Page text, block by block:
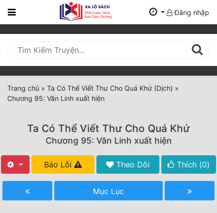
Trang
Mới
Cập
Nhật
(current)
Thể Loại
Tất Cả
Hoàn Thành
Đăng nhập
Trang chủ » Ta Có Thể Viết Thư Cho Quá Khứ (Dịch) »
Chương 95: Văn Linh xuất hiện
Ta Có Thể Viết Thư Cho Quá Khứ
Chương 95: Văn Linh xuất hiện
Báo Lỗi Theo Dõi Thích (0)
Mục Lục